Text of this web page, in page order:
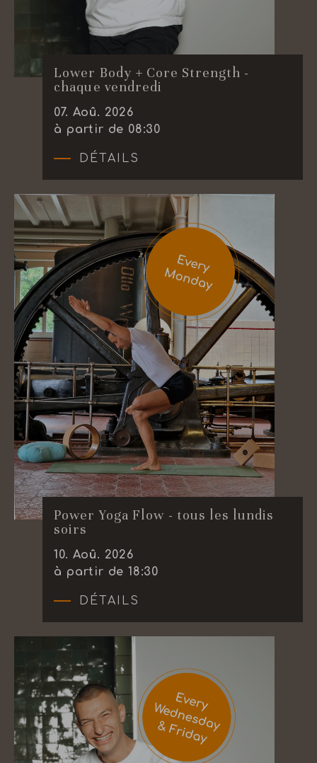
Lower Body + Core Strength -
chaque vendredi
07. Aoû. 2026
à partir de 08:30
DÉTAILS
Power Yoga Flow - tous les lundis
soirs
10. Aoû. 2026
à partir de 18:30
DÉTAILS